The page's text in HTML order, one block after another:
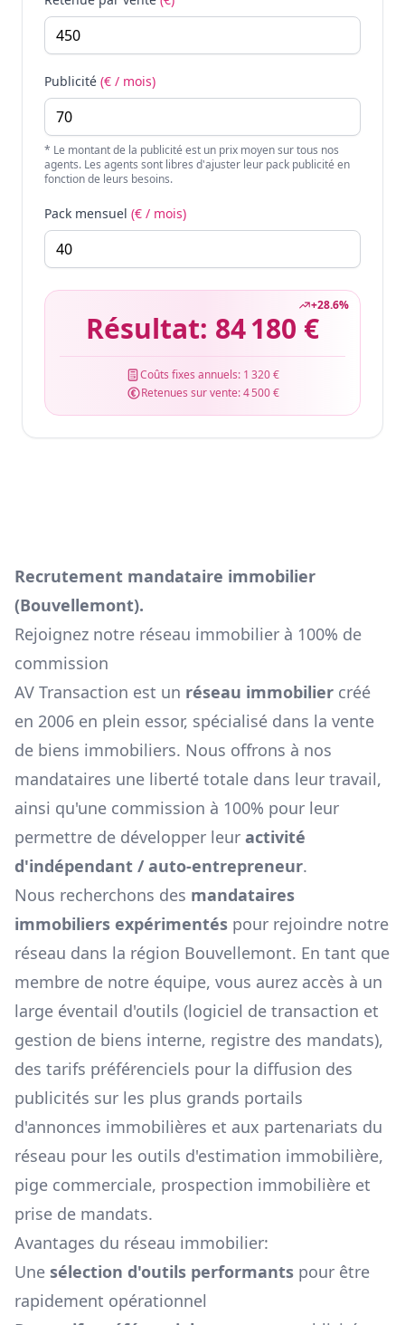
Publicité (€ / mois)
* Le montant de la publicité est un prix moyen sur tous nos
agents. Les agents sont libres d'ajuster leur pack publicité en
fonction de leurs besoins.
Pack mensuel (€ / mois)
+28.6%
Résultat: 84 180 €
Coûts fixes annuels: 1 320 €
Retenues sur vente:4 500 €
Recrutement mandataire immobilier
(Bouvellemont).
Rejoignez notre réseau immobilier à 100% de
commission
AV Transaction est un réseau immobilier créé
en 2006 en plein essor, spécialisé dans la vente
de biens immobiliers. Nous offrons à nos
mandataires une liberté totale dans leur travail,
ainsi qu'une commission à 100% pour leur
permettre de développer leur activité
d'indépendant / auto-entrepreneur.
Nous recherchons des mandataires
immobiliers expérimentés pour rejoindre notre
réseau dans la région Bouvellemont. En tant que
membre de notre équipe, vous aurez accès à un
large éventail d'outils (logiciel de transaction et
gestion de biens interne, registre des mandats),
des tarifs préférenciels pour la diffusion des
publicités sur les plus grands portails
d'annonces immobilières et aux partenariats du
réseau pour les outils d'estimation immobilière,
pige commerciale, prospection immobilière et
prise de mandats.
Avantages du réseau immobilier:
Une sélection d'outils performants pour être
rapidement opérationnel